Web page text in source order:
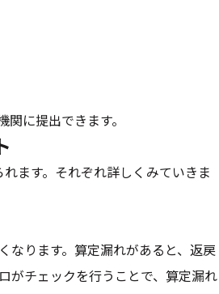
に提出できます。
ます。それぞれ詳しくみていきま
なります。算定漏れがあると、返戻
がチェックを行うことで、算定漏れ